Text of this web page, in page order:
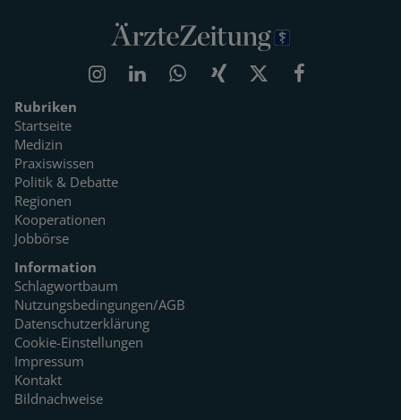
Rubriken
Startseite
Medizin
Praxiswissen
Politik & Debatte
Regionen
Kooperationen
Jobbörse
Information
Schlagwortbaum
Nutzungsbedingungen/AGB
Datenschutzerklärung
Cookie-Einstellungen
Impressum
Kontakt
Bildnachweise